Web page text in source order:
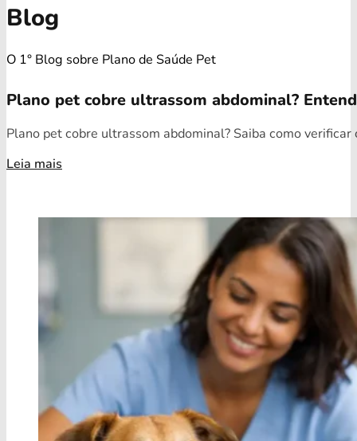
Blog
O 1° Blog sobre Plano de Saúde Pet
Plano pet cobre ultrassom abdominal?
Plano pet cobre ultrassom abdominal? Saiba como
Leia mais